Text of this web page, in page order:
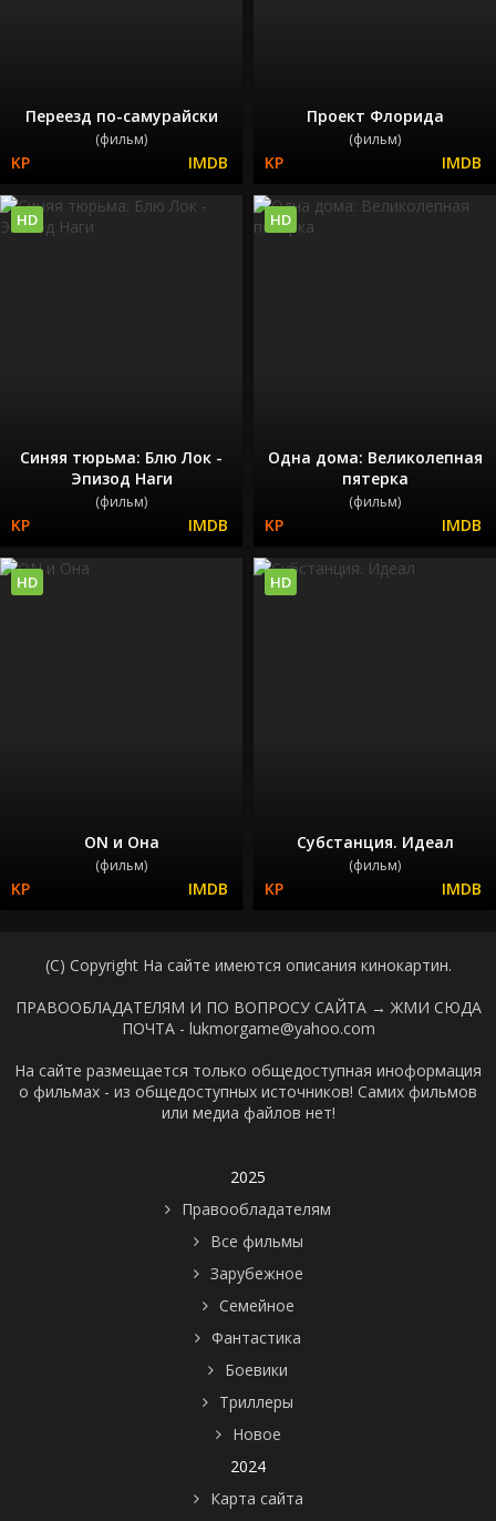
Переезд по-самурайски
(фильм)
Проект Флорида
(фильм)
Синяя тюрьма: Блю Лок -
Эпизод Наги
(фильм)
HD
Одна дома: Великолепная
пятерка
(фильм)
HD
ON и Она
(фильм)
HD
Субстанция. Идеал
(фильм)
HD
(C) Copyright На сайте имеются описания кинокартин.
ПРАВООБЛАДАТЕЛЯМ И ПО ВОПРОСУ САЙТА → ЖМИ СЮДА
ПОЧТА - lukmorgame@yahoo.com
На сайте размещается только общедоступная иноформация
о фильмах - из общедоступных источников! Самих фильмов
или медиа файлов нет!
2025
Правообладателям
Все фильмы
Зарубежное
Семейное
Фантастика
Боевики
Триллеры
Новое
2024
Карта сайта